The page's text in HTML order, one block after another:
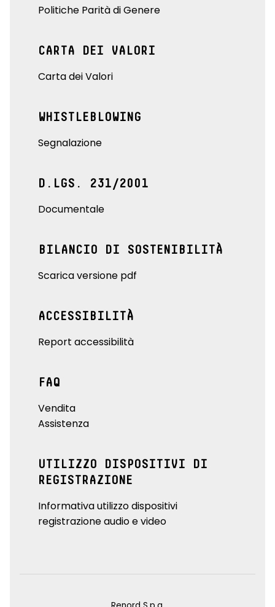
Politiche Parità di Genere
CARTA DEI VALORI
Carta dei Valori
WHISTLEBLOWING
Segnalazione
D.LGS. 231/2001
Documentale
BILANCIO DI SOSTENIBILITÀ
Scarica versione pdf
ACCESSIBILITÀ
Report accessibilità
FAQ
Vendita
Assistenza
UTILIZZO DISPOSITIVI DI
REGISTRAZIONE
Informativa utilizzo dispositivi
registrazione audio e video